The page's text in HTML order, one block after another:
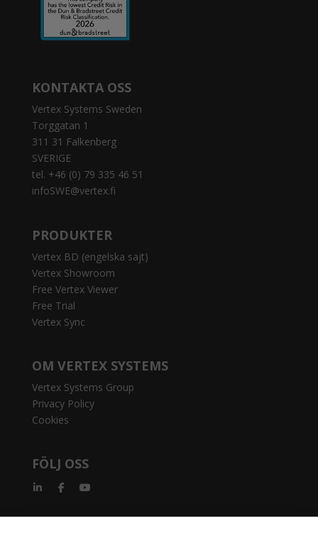
KONTAKTA OSS
Vertex Systems Sweden
Torggatan 1
311 31 Falkenberg
SVERIGE
tel. +46 (0) 79 335 46 51
infoSWE@vertex.fi
PRODUKTER
Vertex BD (engelska sajt)
Vertex Showroom
Free Vertex Viewer
Free Trial
Vertex Sync
OM VERTEX SYSTEMS
Vertex Systems Group
Privacy Policy
Cookies
FÖLJ OSS